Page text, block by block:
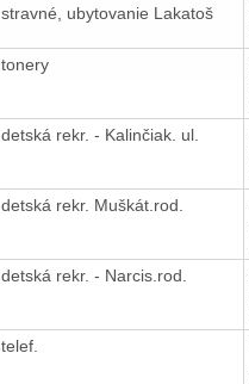
stravné, ubytovanie Lakatoš
tonery
detská rekr. - Kalinčiak. ul.
detská rekr. Muškát.rod.
detská rekr. - Narcis.rod.
telef.